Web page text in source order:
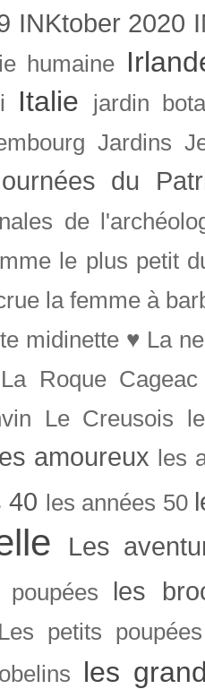
INKtober 2020
humaine
Italie
jardin
Jardins
du
de
le plus petit
la femme à
midinette ♥ La
La Roque Cageac
Le Creusois
amoureux
les
40 les années 50
Les
les
petits
les